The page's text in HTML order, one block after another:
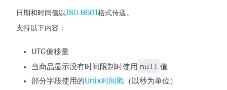
日期和时间值以ISO 8601格式传递。
支持以下内容：
UTC偏移量
当商品显示没有时间限制时使用 null 值
部分字段使用的Unix时间戳 （以秒为单位）